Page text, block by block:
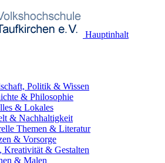
Hauptinhalt
Politik & Wissen
& Philosophie
& Lokales
& Nachhaltigkeit
Themen & Literatur
& Vorsorge
Kreativität & Gestalten
& Malen